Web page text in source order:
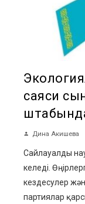
саяси
штабында
Дина Акишева
Сайлауалды
келеді.
кездесулер
партиялар